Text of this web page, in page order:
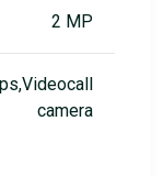
2 MP
camera